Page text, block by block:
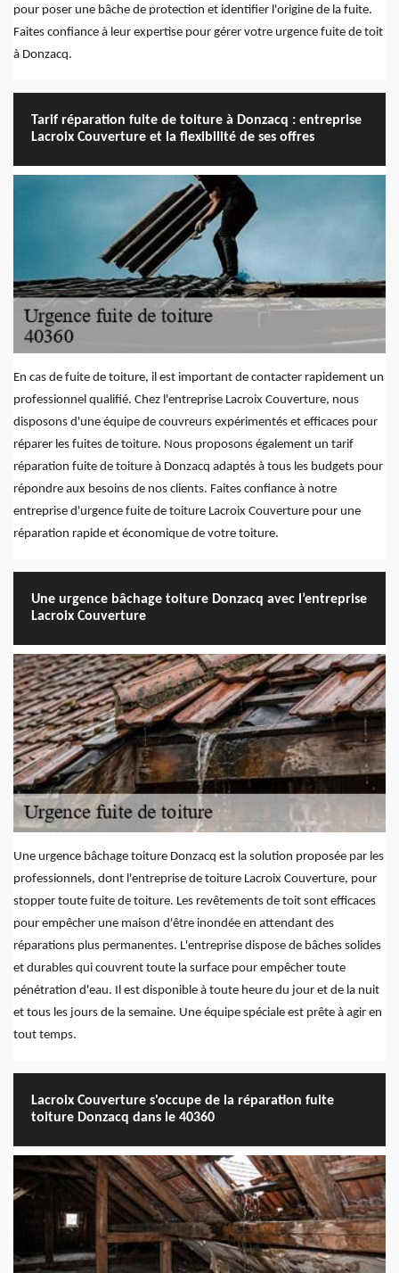
pour poser une bâche de protection et identifier l'origine de la fuite.
Faites confiance à leur expertise pour gérer votre urgence fuite de toit
à Donzacq.
Tarif réparation fuite de toiture à Donzacq : entreprise
Lacroix Couverture et la flexibilité de ses offres
En cas de fuite de toiture, il est important de contacter rapidement un
professionnel qualifié. Chez l'entreprise Lacroix Couverture, nous
disposons d'une équipe de couvreurs expérimentés et efficaces pour
réparer les fuites de toiture. Nous proposons également un tarif
réparation fuite de toiture à Donzacq adaptés à tous les budgets pour
répondre aux besoins de nos clients. Faites confiance à notre
entreprise d'urgence fuite de toiture Lacroix Couverture pour une
réparation rapide et économique de votre toiture.
Une urgence bâchage toiture Donzacq avec l’entreprise
Lacroix Couverture
Une urgence bâchage toiture Donzacq est la solution proposée par les
professionnels, dont l'entreprise de toiture Lacroix Couverture, pour
stopper toute fuite de toiture. Les revêtements de toit sont efficaces
pour empêcher une maison d'être inondée en attendant des
réparations plus permanentes. L'entreprise dispose de bâches solides
et durables qui couvrent toute la surface pour empêcher toute
pénétration d'eau. Il est disponible à toute heure du jour et de la nuit
et tous les jours de la semaine. Une équipe spéciale est prête à agir en
tout temps.
Lacroix Couverture s'occupe de la réparation fuite
toiture Donzacq dans le 40360